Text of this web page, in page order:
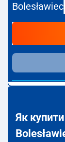
Bolesławiec
Як